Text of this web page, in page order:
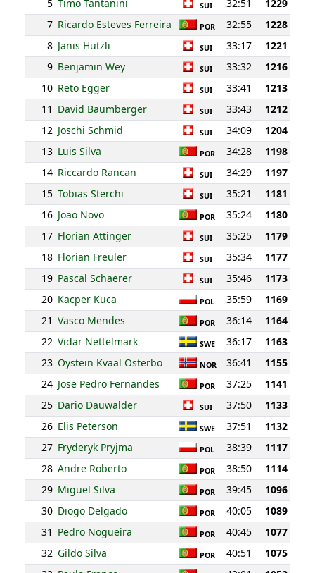
5 Timo Tantanini SUI 32:51
1229
7 Ricardo Esteves Ferreira POR 32:55
1228
8 Janis Hutzli SUI 33:17
1221
9 Benjamin Wey SUI 33:32
1216
10 Reto Egger SUI 33:41
1213
11 David Baumberger SUI 33:43
1212
12 Joschi Schmid SUI 34:09
1204
13 Luis Silva POR 34:28
1198
14 Riccardo Rancan SUI 34:29
1197
15 Tobias Sterchi SUI 35:21
1181
16 Joao Novo POR 35:24
1180
17 Florian Attinger SUI 35:25
1179
18 Florian Freuler SUI 35:34
1177
19 Pascal Schaerer SUI 35:46
1173
20 Kacper Kuca POL 35:59
1169
21 Vasco Mendes POR 36:14
1164
22 Vidar Nettelmark SWE 36:17
1163
23 Oystein Kvaal Osterbo NOR 36:41
1155
24 Jose Pedro Fernandes POR 37:25
1141
25 Dario Dauwalder SUI 37:50
1133
26 Elis Peterson SWE 37:51
1132
27 Fryderyk Pryjma POL 38:39
1117
28 Andre Roberto POR 38:50
1114
29 Miguel Silva POR 39:45
1096
30 Diogo Delgado POR 40:05
1089
31 Pedro Nogueira POR 40:45
1077
32 Gildo Silva POR 40:51
1075